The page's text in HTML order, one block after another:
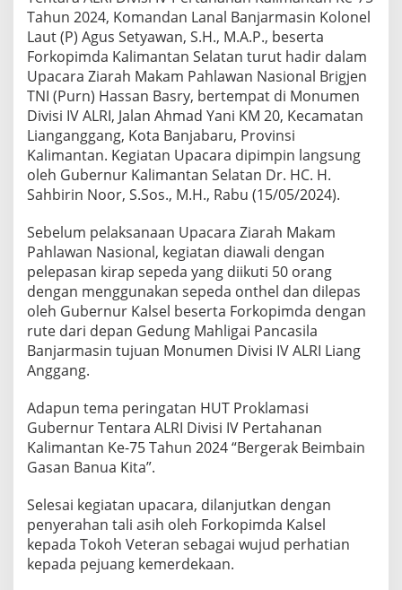
a
r
m
a
s
i
n
B
e
s
e
r
a
F
o
k
o
p
K
a
l
s
e
Z
i
a
r
a
Tahun 2024, Komandan Lanal Banjarmasin Kolonel
Laut (P) Agus Setyawan, S.H., M.A.P., beserta
Forkopimda Kalimantan Selatan turut hadir dalam
Upacara Ziarah Makam Pahlawan Nasional Brigjen
TNI (Purn) Hassan Basry, bertempat di Monumen
Divisi IV ALRI, Jalan Ahmad Yani KM 20, Kecamatan
Lianganggang, Kota Banjabaru, Provinsi
Kalimantan. Kegiatan Upacara dipimpin langsung
oleh Gubernur Kalimantan Selatan Dr. HC. H.
Sahbirin Noor, S.Sos., M.H., Rabu (15/05/2024).
Sebelum pelaksanaan Upacara Ziarah Makam
Pahlawan Nasional, kegiatan diawali dengan
pelepasan kirap sepeda yang diikuti 50 orang
dengan menggunakan sepeda onthel dan dilepas
oleh Gubernur Kalsel beserta Forkopimda dengan
rute dari depan Gedung Mahligai Pancasila
Banjarmasin tujuan Monumen Divisi IV ALRI Liang
Anggang.
Adapun tema peringatan HUT Proklamasi
Gubernur Tentara ALRI Divisi IV Pertahanan
Kalimantan Ke-75 Tahun 2024 “Bergerak Beimbain
Gasan Banua Kita”.
Selesai kegiatan upacara, dilanjutkan dengan
penyerahan tali asih oleh Forkopimda Kalsel
kepada Tokoh Veteran sebagai wujud perhatian
kepada pejuang kemerdekaan.